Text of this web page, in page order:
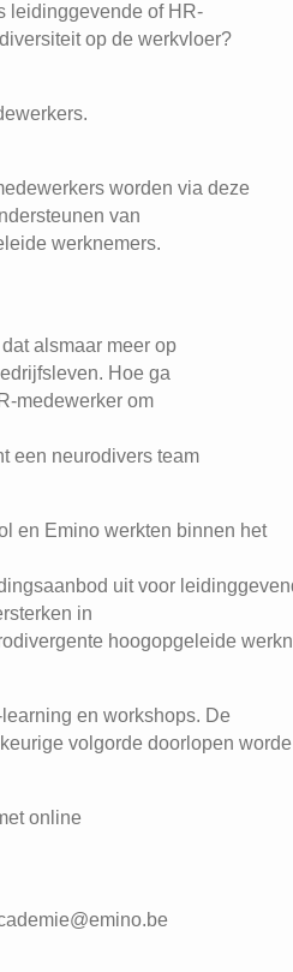
leidinggevende of HR-
op de werkvloer?
worden via deze
van
werknemers.
alsmaar meer op
Hoe ga
medewerker om
een neurodivers team
en Emino werkten binnen het
uit voor
in
hoogopgeleide
en workshops. De
volgorde doorlopen
online